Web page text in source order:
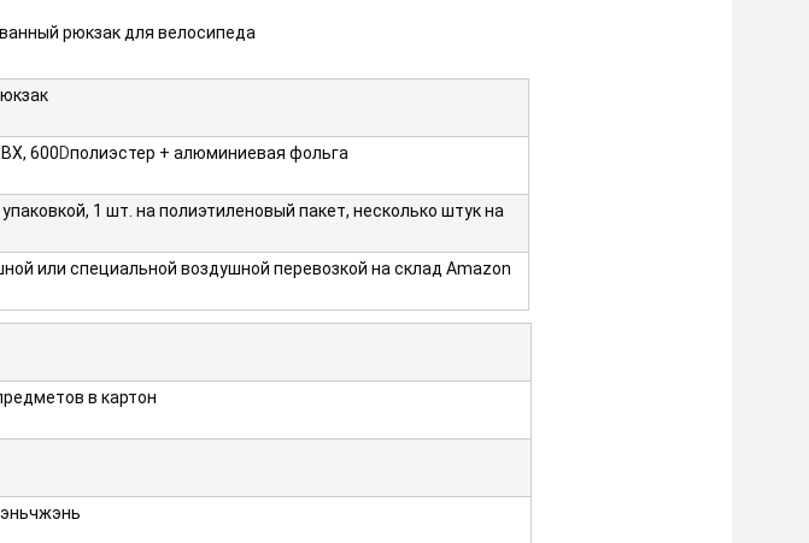
рюкзак для велосипеда
600Dполиэстер + алюминиевая фольга
1 шт. на полиэтиленовый пакет, несколько штук на
или специальной воздушной перевозкой на склад Amazon
в картон